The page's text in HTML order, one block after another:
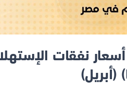
نفقات
(أبريل)